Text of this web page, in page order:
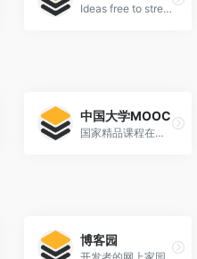
Ideas free to stream and download
中国大学MOOC
国家精品课程在线平台
博客园
开发者的网上家园